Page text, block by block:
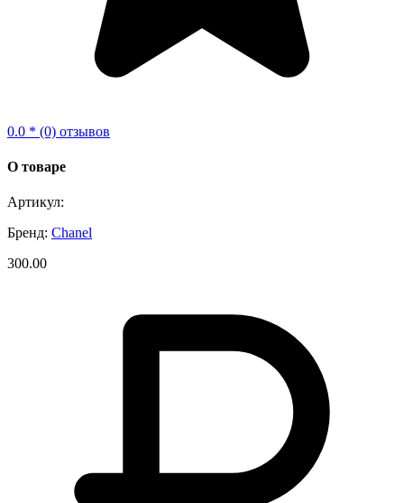
0.0 * (0) отзывов
О товаре
Артикул:
Бренд: Chanel
300.00